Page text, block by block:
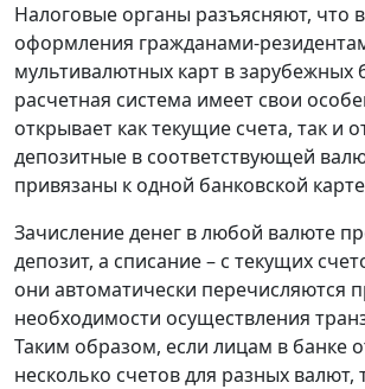
Налоговые органы разъясняют, что
оформления гражданами-
мультивалютных карт в зарубежных
расчетная система имеет свои
открывает как текущие счета, так и
депозитные в соответствующей
привязаны к одной банковской
Зачисление денег в любой валюте
депозит, а списание – с текущих
они автоматически перечисляются
необходимости осуществления
Таким образом, если лицам в банке
несколько счетов для разных